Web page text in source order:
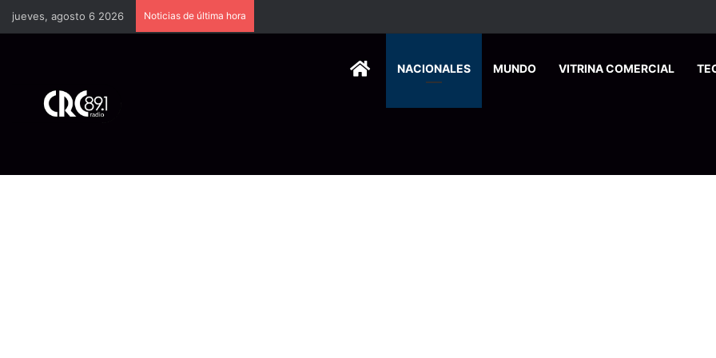
jueves, agosto 6 2026 Noticias de última hora
HOMENACIONALES MUNDO VITRINA COMERCIAL